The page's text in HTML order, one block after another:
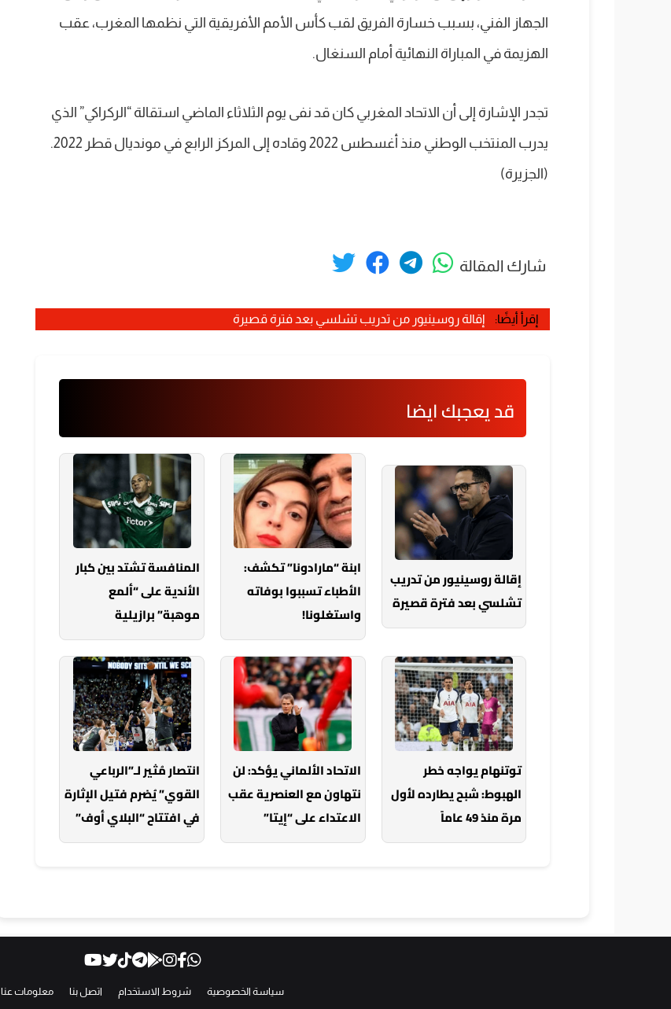
الجهاز الفني، بسبب خسارة الفريق لقب كأس الأمم الأفريقية التي نظمها المغرب، عقب
الهزيمة في المباراة النهائية أمام السنغال.
تجدر الإشارة إلى أن الاتحاد المغربي كان قد نفى يوم الثلاثاء الماضي استقالة “الركراكي” الذي
يدرب المنتخب الوطني منذ أغسطس 2022 وقاده إلى المركز الرابع في مونديال قطر 2022.
(الجزيرة)
شارك المقالة
إقرأ أيضًا: إقالة روسينيور من تدريب تشلسي بعد فترة قصيرة
قد يعجبك ايضا
إقالة روسينيور من تدريب
تشلسي بعد فترة قصيرة
ابنة “مارادونا” تكشف:
الأطباء تسببوا بوفاته
واستغلونا!
المنافسة تشتد بين كبار
الأندية على “ألمع
موهبة” برازيلية
توتنهام يواجه خطر
الهبوط: شبح يطارده لأول
مرة منذ 49 عاماً
الاتحاد الألماني يؤكد: لن
نتهاون مع العنصرية عقب
الاعتداء على “إيتا”
انتصار مُثير لـ”الرباعي
القوي” يُضرم فتيل الإثارة
في افتتاح “البلاي أوف”
سياسة الخصوصية شروط الاستخدام اتصل بنا معلومات عنا